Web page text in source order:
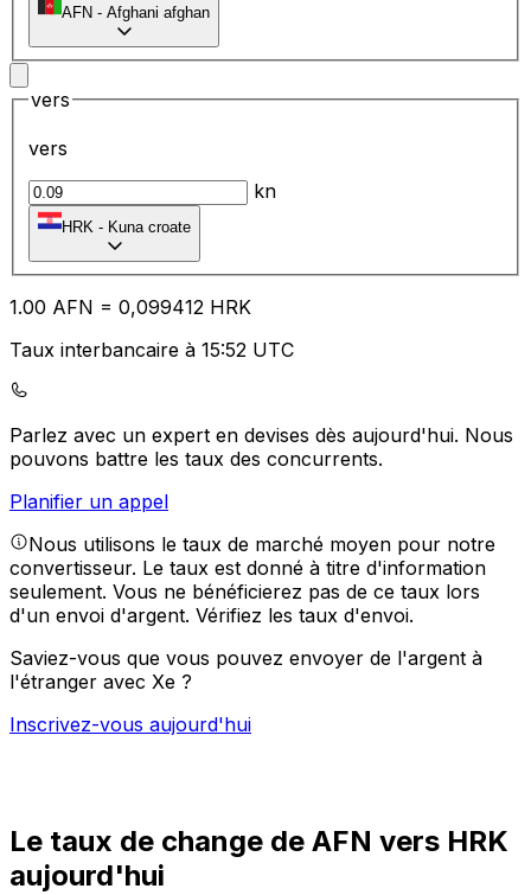
AFN - Afghani afghan
vers
vers
kn
HRK - Kuna croate
1.00 AFN = 0,099412 HRK
Taux interbancaire à 15:52 UTC
Parlez avec un expert en devises dès aujourd'hui. Nous
pouvons battre les taux des concurrents.
Planifier un appel
Nous utilisons le taux de marché moyen pour notre
convertisseur. Le taux est donné à titre d'information
seulement. Vous ne bénéficierez pas de ce taux lors
d'un envoi d'argent. Vérifiez les taux d'envoi.
Saviez-vous que vous pouvez envoyer de l'argent à
l'étranger avec Xe ?
Inscrivez-vous aujourd'hui
Le taux de change de AFN vers HRK
aujourd'hui